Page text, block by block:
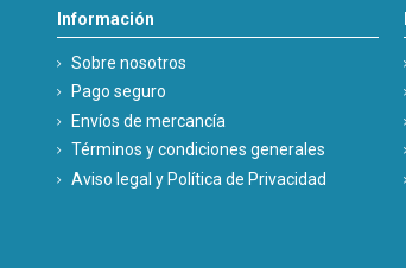
Información
Sobre nosotros
Pago seguro
Envíos de mercancía
Términos y condiciones generales
Aviso legal y Política de Privacidad